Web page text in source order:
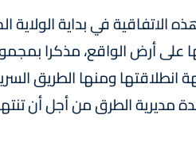
هذه الاتفاقية في بداية
على أرض الواقع، مذكرا
مديرية الطرق من أجل أن